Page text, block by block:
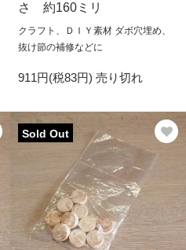
さ 約160ミリ
クラフト、ＤＩＹ素材 ダボ穴埋め、
抜け節の補修などに
911円(税83円) 売り切れ
Sold Out